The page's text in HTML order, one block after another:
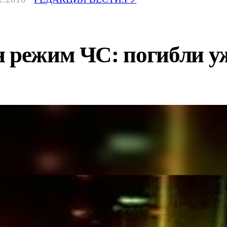
режим ЧС: погибли